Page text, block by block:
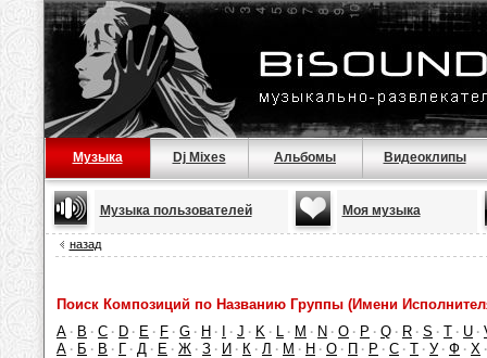
Музыка Dj Mixes Альбомы Видеоклипы
Музыка пользователей Моя музыка
назад
Поиск Композиций по Названию Группы (Имени
A · B · C · D · E · F · G · H · · J · K · L · M · N · O · P · Q · R · S · T · U ·
А · Б · В · Г · Д · Е · Ж · З · И · К · Л · М · Н · О · П · Р · С · Т · У · Ф · Х